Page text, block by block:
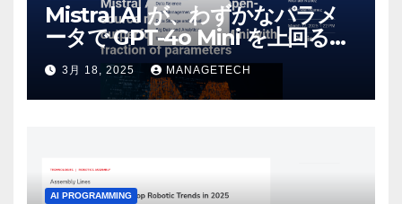
Mistral AI が、わずかなパラメ
ータで GPT-4o Mini を上回る新
しいオープンソース モデルをリ
リース | VentureBeat
3月 18, 2025 MANAGETECH
AI PROGRAMMING